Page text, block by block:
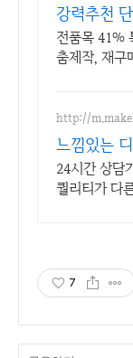
강력추천
리 16년 전
전품목 41%
춤제작, 재구
http://
느낌있는
차별화되고
24시간 상담
퀄리티가 다
7